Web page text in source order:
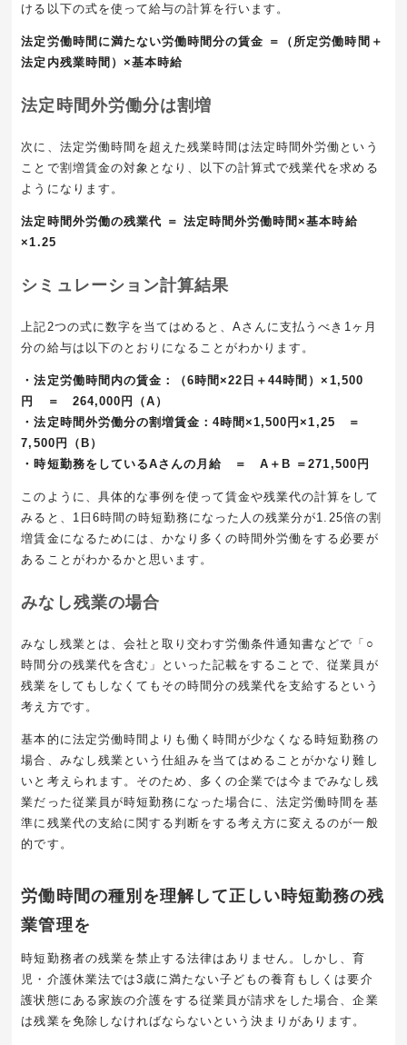
ける以下の式を使って給与の計算を行います。
法定労働時間に満たない労働時間分の賃金 ＝（所定労働時間＋
法定内残業時間）×基本時給
法定時間外労働分は割増
次に、法定労働時間を超えた残業時間は法定時間外労働という
ことで割増賃金の対象となり、以下の計算式で残業代を求める
ようになります。
法定時間外労働の残業代 ＝ 法定時間外労働時間×基本時給
×1.25
シミュレーション計算結果
上記 2つの式に数字を当てはめると、Aさんに支払うべき 1 ヶ月
分の給与は以下のとおりになることがわかります。
・法定労働時間内の賃金：（6時間×22日＋44時間）×1,500
円 ＝ 264,000円（A）
・法定時間外労働分の割増賃金：4時間×1,500円×1,25 ＝
7,500円（B）
・時短勤務をしているAさんの月給 ＝ A＋B ＝271,500円
このように、具体的な事例を使って賃金や残業代の計算をして
みると、 1 日 6時間の時短勤務になった人の残業分が1.25倍の割
増賃金になるためには、かなり多くの時間外労働をする必要が
あることがわかるかと思います。
みなし残業の場合
みなし残業とは、会社と取り交わす労働条件通知書などで「○
時間分の残業代を含む」といった記載をすることで、従業員が
残業をしてもしなくてもその時間分の残業代を支給するという
考え方です。
基本的に法定労働時間よりも働く時間が少なくなる時短勤務の
場合、みなし残業という仕組みを当てはめることがかなり難し
いと考えられます。そのため、多くの企業では今までみなし残
業だった従業員が時短勤務になった場合に、法定労働時間を基
準に残業代の支給に関する判断をする考え方に変えるのが一般
的です。
労働時間の種別を理解して正しい時短勤務の残
業管理を
時短勤務者の残業を禁止する法律はありません。しかし、育
児・介護休業法では3歳に満たない子どもの養育もしくは要介
護状態にある家族の介護をする従業員が請求をした場合、企業
は残業を免除しなければならないという決まりがあります。